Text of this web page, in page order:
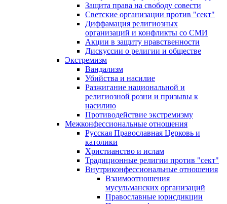
Защита права на свободу совести
Светские организации против "сект"
Диффамация религиозных
организаций и конфликты со СМИ
Акции в защиту нравственности
Дискуссии о религии и обществе
Экстремизм
Вандализм
Убийства и насилие
Разжигание национальной и
религиозной розни и призывы к
насилию
Противодействие экстремизму
Межконфессиональные отношения
Русская Православная Церковь и
католики
Христианство и ислам
Традиционные религии против "сект"
Внутриконфессиональные отношения
Взаимоотношения
мусульманских организаций
Православные юрисдикции